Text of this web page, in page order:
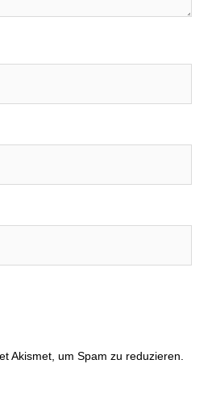
Akismet, um Spam zu reduzieren.